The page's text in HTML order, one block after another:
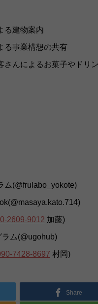
る建物案内
る事業構想の共有
さんによるお菓子やドリ
ム(@frulabo_yokote)
2609-9012 加藤)
ラム(@ugohub)
7428-8697 村岡)
Share